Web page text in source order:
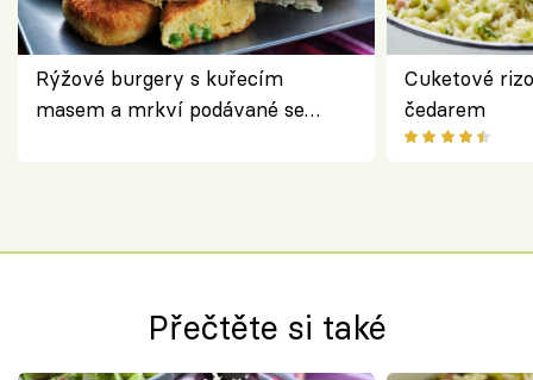
Rýžové burgery s kuřecím
masem a mrkví podávané se
Cuketové
čedarem
Přečtěte si také